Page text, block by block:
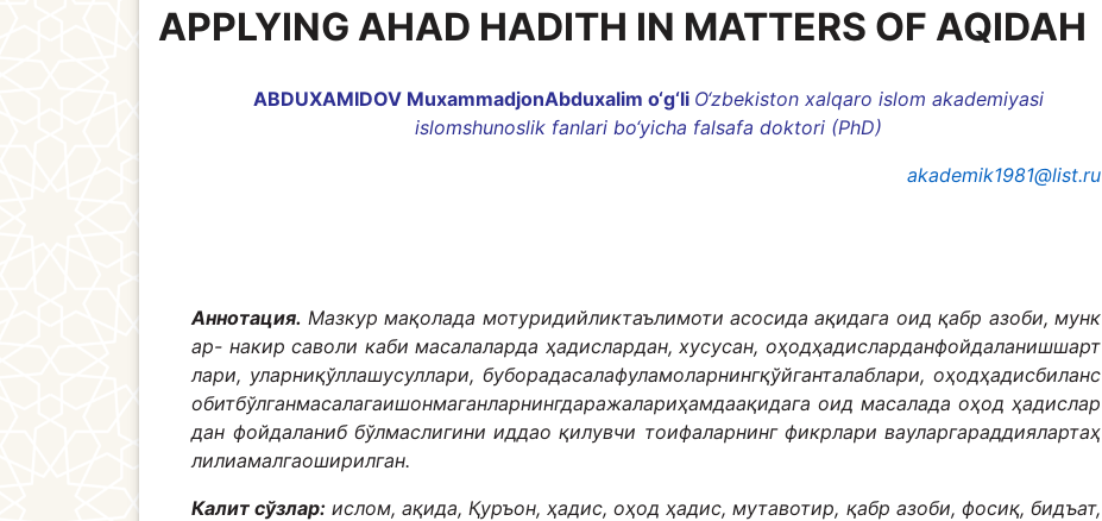
APPLYING AHAD HADITH IN MATTERS OF AQIDAH
ABDUХAMIDOV MuхammadjonAbduхalim o‘g‘li O‘zbekiston xalqaro islom akademiyasi
islomshunoslik fanlari bo‘yicha falsafa doktori (PhD)
akademik1981@list.ru
Аннотация. Мазкур мақолада мотуридийликтаълимоти асосида ақидага оид қабр азоби, мунк
ар- накир саволи каби масалаларда ҳадислардан, хусусан, оҳодҳадисларданфойдаланишшарт
лари, уларниқўллашусуллари, буборадасалафуламоларнингқўйганталаблари, оҳодҳадисбиланс
обитбўлганмасалагаишонмаганларнингдаражалариҳамдаақидага оид масалада оҳод ҳадислар
дан фойдаланиб бўлмаслигини иддао қилувчи тоифаларнинг фикрлари вауларгараддиялартаҳ
лилиамалгаоширилган.
Калит сўзлар: ислом, ақида, Қуръон, ҳадис, оҳод ҳадис, мутавотир, қабр азоби, фосиқ, бидъат,